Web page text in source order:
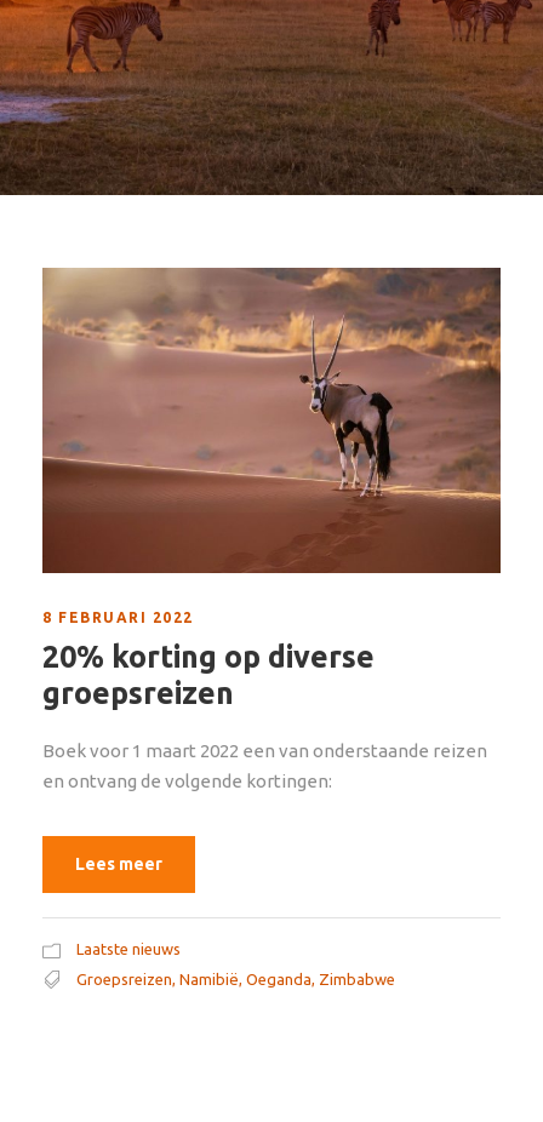
8 FEBRUARI 2022
20% korting op diverse
groepsreizen
Boek voor 1 maart 2022 een van onderstaande reizen
en ontvang de volgende kortingen:
Lees meer
Laatste nieuws
Groepsreizen Namibië Oeganda Zimbabwe